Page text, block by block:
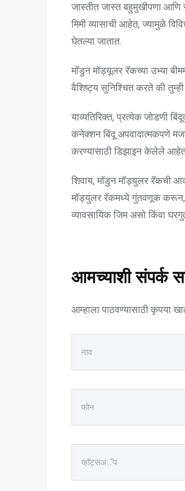
जास्तीत जास्त बहुमुखीपणा आणि
मिमी व्यासाची आहेत, ज्यामुळे
घेतल्या जातात.
मॉडुन मॉड्यूलर रॅकच्या उभ्या
वैशिष्ट्य सुनिश्चित करते की
याव्यतिरिक्त, प्रत्येक जोडणी
कनेक्शन बिंदू अपवादात्मकपणे
करण्यासाठी डिझाइन केलेले आहेत,
शिवाय, मॉडुन मॉड्युलर रॅकची
मॉड्युलर रॅकमध्ये गुंतवणूक करून,
व्यावसायिक जिम असो किंवा
आमच्याशी संपर्क
आम्हाला पाठवण्यासाठी कृपया